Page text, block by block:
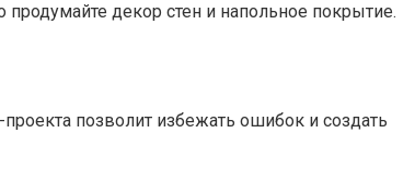
декор стен и напольное покрытие.
позволит избежать ошибок и создать